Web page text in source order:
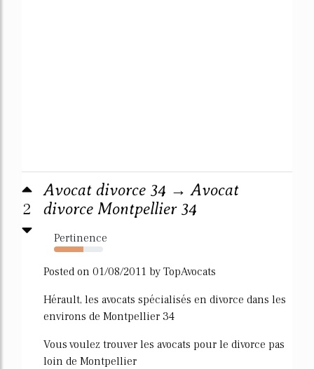
2
Avocat divorce 34 → Avocat
divorce Montpellier 34
Pertinence
60%
Posted on 01/08/2011 by TopAvocats
Hérault, les avocats spécialisés en divorce dans les
environs de Montpellier 34
Vous voulez trouver les avocats pour le divorce pas
loin de Montpellier